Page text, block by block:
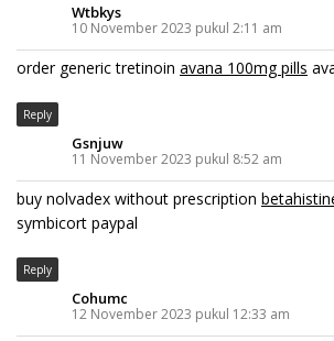
Wtbkys
10 November 2023 pukul 2:11 am
order generic tretinoin avana 100mg pills
Reply
Gsnjuw
11 November 2023 pukul 8:52 am
buy nolvadex without prescription
symbicort paypal
Reply
Cohumc
12 November 2023 pukul 12:33 am